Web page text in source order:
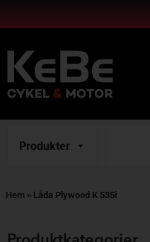
Produkter
Hem » Låda Plywood K 535i